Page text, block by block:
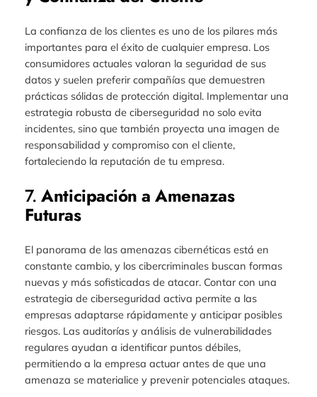
La confianza de los clientes es uno de los pilares más
importantes para el éxito de cualquier empresa. Los
consumidores actuales valoran la seguridad de sus
datos y suelen preferir compañías que demuestren
prácticas sólidas de protección digital. Implementar una
estrategia robusta de ciberseguridad no solo evita
incidentes, sino que también proyecta una imagen de
responsabilidad y compromiso con el cliente,
fortaleciendo la reputación de tu empresa.
7.Anticipación a Amenazas
Futuras
El panorama de las amenazas cibernéticas está en
constante cambio, y los cibercriminales buscan formas
nuevas y más sofisticadas de atacar. Contar con una
estrategia de ciberseguridad activa permite a las
empresas adaptarse rápidamente y anticipar posibles
riesgos. Las auditorías y análisis de vulnerabilidades
regulares ayudan a identificar puntos débiles,
permitiendo a la empresa actuar antes de que una
amenaza se materialice y prevenir potenciales ataques.